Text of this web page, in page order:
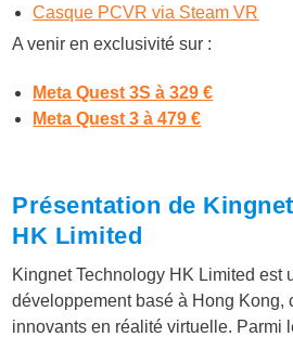
Casque PCVR via Steam VR
A venir en exclusivité sur :
Meta Quest 3S à 329 €
Meta Quest 3 à 479 €
Présentation de
HK Limited
Kingnet Technology HK Limited est
développement basé à Hong Kong,
innovants en réalité virtuelle. Parmi